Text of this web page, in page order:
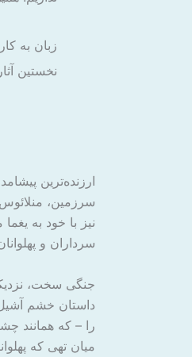
زبان به
نخستین
ارزنده‌ترین
سرزمین،
نیز با خود به
سرداران و
جنگی سخت،
داستان خشم
را – که همانند
میان تهی که